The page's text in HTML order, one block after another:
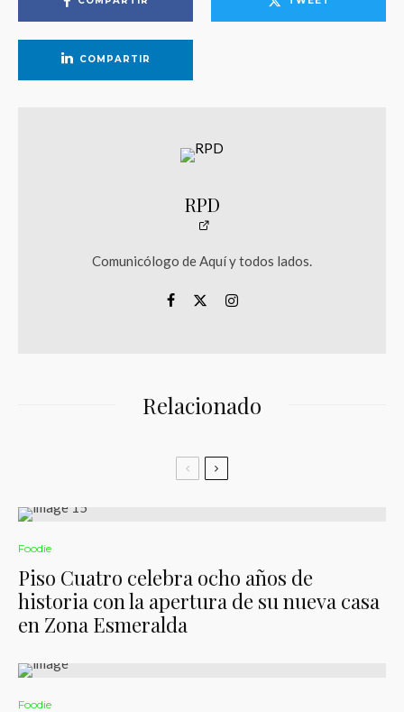
COMPARTIR
RPD
Comunicólogo de Aquí y todos lados.
Relacionado
Foodie
Piso Cuatro celebra ocho años de
historia con la apertura de su nueva casa
en Zona Esmeralda
Foodie